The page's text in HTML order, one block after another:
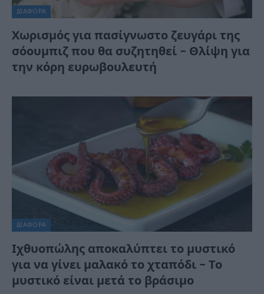
ΔΙΆΦΟΡΑ
Χωρισμός για πασίγνωστο ζευγάρι της
σόουμπιζ που θα συζητηθεί – Θλίψη για
την κόρη ευρωβουλευτή
ΔΙΆΦΟΡΑ
Ιχθυοπώλης αποκαλύπτει το μυστικό
για να γίνει μαλακό το χταπόδι – Το
μυστικό είναι μετά το βράσιμο